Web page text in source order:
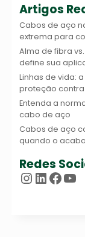
Artigos
Cabos de aço
extrema para
Alma de fibra
define sua
Linhas de vida:
proteção
Entenda a
cabo de aço
Cabos de aço
quando o
Redes
Instagram
LinkedIn